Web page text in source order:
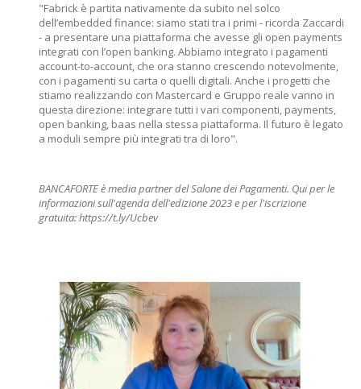
"Fabrick è partita nativamente da subito nel solco
dell’embedded finance: siamo stati tra i primi - ricorda Zaccardi
- a presentare una piattaforma che avesse gli open payments
integrati con l’open banking. Abbiamo integrato i pagamenti
account-to-account, che ora stanno crescendo notevolmente,
con i pagamenti su carta o quelli digitali. Anche i progetti che
stiamo realizzando con Mastercard e Gruppo reale vanno in
questa direzione: integrare tutti i vari componenti, payments,
open banking, baas nella stessa piattaforma. Il futuro è legato
a moduli sempre più integrati tra di loro".
BANCAFORTE è media partner del Salone dei Pagamenti. Qui per le
informazioni sull'agenda dell'edizione 2023 e per l'iscrizione
gratuita:https://t.ly/Ucbev